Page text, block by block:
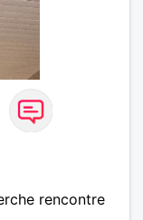
rencontre